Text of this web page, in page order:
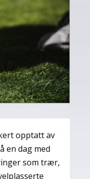
opptatt av
en dag med
som trær,